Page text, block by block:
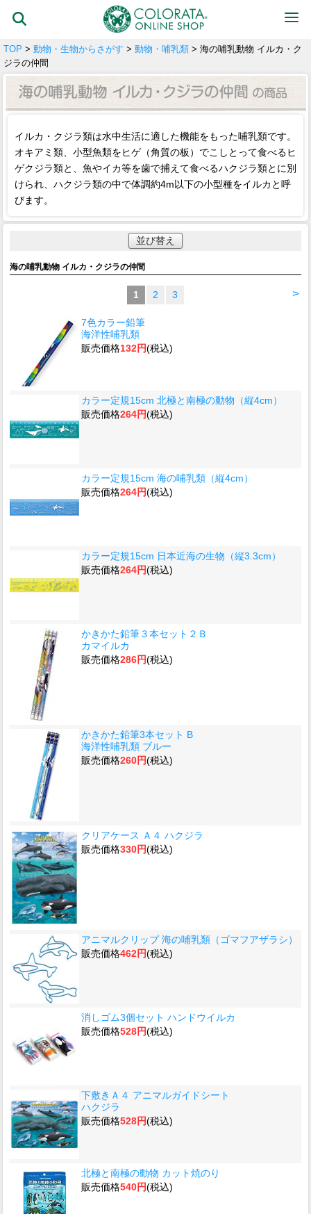
TOP > 動物・生物からさがす > 動物・哺乳類 > 海の哺乳動物 イルカ・ク
ジラの仲間
イルカ・クジラ類は水中生活に適した機能をもった哺乳類です。
オキアミ類、小型魚類をヒゲ（角質の板）でこしとって食べるヒ
ゲクジラ類と、魚やイカ等を歯で捕えて食べるハクジラ類とに別
けられ、ハクジラ類の中で体調約4m以下の小型種をイルカと呼
びます。
並び替え
海の哺乳動物 イルカ・クジラの仲間
>
1 2 3
7色カラー鉛筆
海洋性哺乳類
販売価格132円(税込)
カラー定規15cm 北極と南極の動物（縦4cm）
販売価格264円(税込)
カラー定規15cm 海の哺乳類（縦4cm）
販売価格264円(税込)
カラー定規15cm 日本近海の生物（縦3.3cm）
販売価格264円(税込)
かきかた鉛筆３本セット２Ｂ
カマイルカ
販売価格286円(税込)
かきかた鉛筆3本セット B
海洋性哺乳類 ブルー
販売価格260円(税込)
クリアケース Ａ４ ハクジラ
販売価格330円(税込)
アニマルクリップ 海の哺乳類（ゴマフアザラシ）
販売価格462円(税込)
消しゴム3個セット ハンドウイルカ
販売価格528円(税込)
下敷きＡ４ アニマルガイドシート
ハクジラ
販売価格528円(税込)
北極と南極の動物 カット焼のり
販売価格540円(税込)